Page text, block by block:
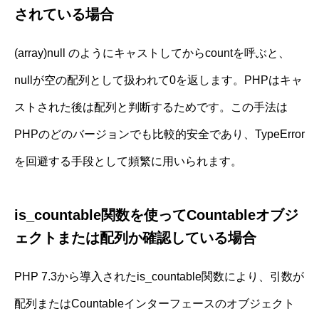
されている場合
(array)null のようにキャストしてからcountを呼ぶと、
nullが空の配列として扱われて0を返します。PHPはキャ
ストされた後は配列と判断するためです。この手法は
PHPのどのバージョンでも比較的安全であり、TypeError
を回避する手段として頻繁に用いられます。
is_countable関数を使ってCountableオブジ
ェクトまたは配列か確認している場合
PHP 7.3から導入されたis_countable関数により、引数が
配列またはCountableインターフェースのオブジェクト